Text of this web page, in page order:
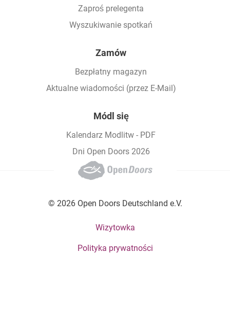
Zaproś prelegenta
Wyszukiwanie spotkań
Zamów
Bezpłatny magazyn
Aktualne wiadomości (przez E-Mail)
Módl się
Kalendarz Modlitw - PDF
Dni Open Doors 2026
© 2026 Open Doors Deutschland e.V.
Footer bottom menuWizytowka
Polityka prywatności